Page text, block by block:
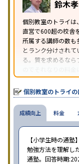
※2023年3月調査。
鈴木
個別教室のトライは
直営で600超の校舎
所属する講師の数も
とランク分けされ
る。質を求めるな
のでそれなりの料
個別教室のトライ
成績向上
【小学生時の通塾
勉強方法を理解し
通塾。回答時期
料金